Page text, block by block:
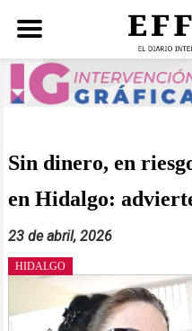
Saltar
al
contenido
Sin dinero, en
en Hidalgo:
23 de abril, 2026
HIDALGO